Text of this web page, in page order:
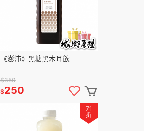
《澎沛》黑糖黑木耳飲
$350
$250
71
折